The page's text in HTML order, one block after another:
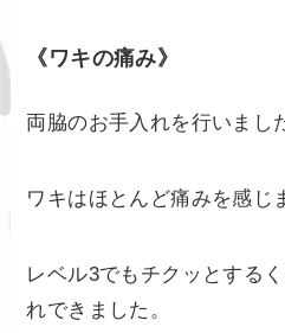
《ワキの痛み》
両脇のお手入れを行いまし
ワキはほとんど痛みを感じ
レベル3でもチクッとする
れできました。